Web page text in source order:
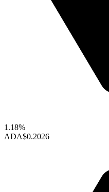
1.18%
ADA$0.2026